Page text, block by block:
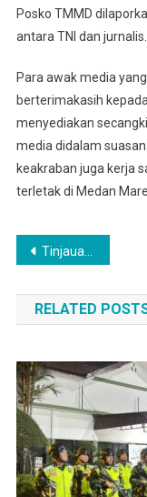
Posko TMMD
antara TNI dan jurnalis.
Para awak media
berterimakasih
menyediakan
media didalam
keakraban juga kerja
terletak di Medan
Navigasi
pos
Tinjauan Media di Lokasi TMMD ke-126 Medan Marelan
RELATED